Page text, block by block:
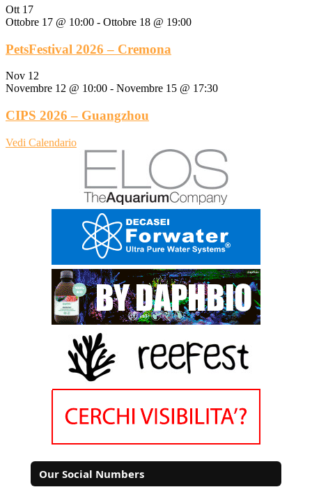
Ott 17
Ottobre 17 @ 10:00 - Ottobre 18 @ 19:00
PetsFestival 2026 – Cremona
Nov 12
Novembre 12 @ 10:00 - Novembre 15 @ 17:30
CIPS 2026 – Guangzhou
Vedi Calendario
Our Social Numbers